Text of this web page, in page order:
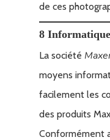
de ces
8
La société
moyens
facilement les
des produits
Conformément